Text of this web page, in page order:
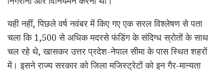
यही नहीं, पिछले वर्ष नवंबर में किए गए एक सरल विश्लेषण से पता
चला कि 1,500 से अधिक मदरसे फंडिंग के संदिग्ध स्रोतों के साथ
चल रहे थे, खासकर उत्तर प्रदेश-नेपाल सीमा के पास स्थित शहरों
में। इसने राज्य सरकार को जिला मजिस्ट्रेटों को इन गैर-मान्यता